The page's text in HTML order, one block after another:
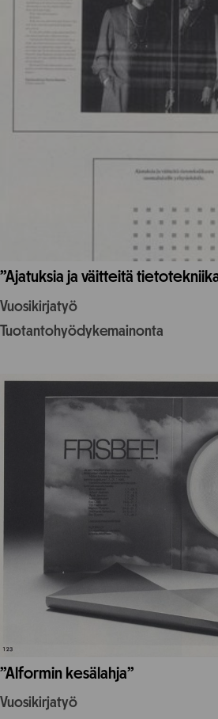
”Ajatuksia ja väitteitä
Vuosikirjatyö
Tuotantohyödykemainonta
”Alformin kesälahja”
Vuosikirjatyö